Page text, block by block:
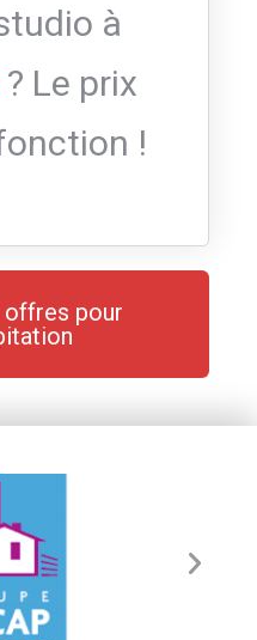
à
? Le prix
!
offres pour